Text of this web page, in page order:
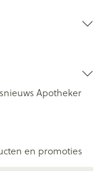
Apotheker
en promoties